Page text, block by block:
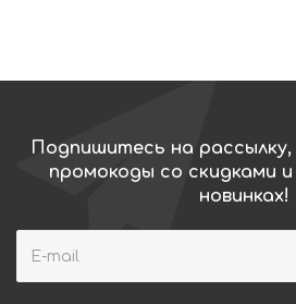
Подпишитесь на
промокоды со скидками
новинках!